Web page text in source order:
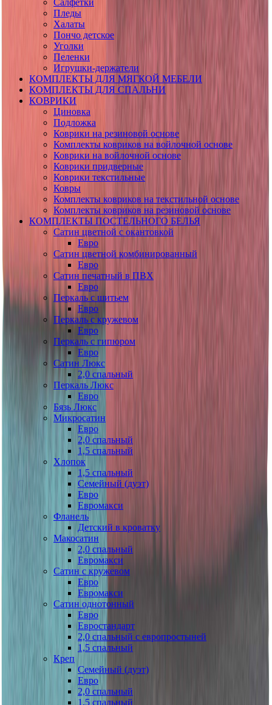
Пледы
Халаты
Пончо детское
Уголки
Пеленки
Игрушки-держатели
КОМПЛЕКТЫ ДЛЯ МЯГКОЙ МЕБЕЛИ
КОМПЛЕКТЫ ДЛЯ СПАЛЬНИ
КОВРИКИ
Циновка
Подложка
Коврики на резиновой основе
Комплекты ковриков на войлочной основе
Коврики на войлочной основе
Коврики придверные
Коврики текстильные
Ковры
Комплекты ковриков на текстильной основе
Комплекты ковриков на резиновой основе
КОМПЛЕКТЫ ПОСТЕЛЬНОГО БЕЛЬЯ
Сатин цветной с окантовкой
Евро
Сатин цветной комбинированный
Евро
Сатин печатный в ПВХ
Евро
Перкаль с шитьем
Евро
Перкаль с кружевом
Евро
Перкаль с гипюром
Евро
Сатин Люкс
2,0 спальный
Перкаль Люкс
Евро
Бязь Люкс
Микросатин
Евро
2,0 спальный
1,5 спальный
Хлопок
1,5 спальный
Семейный (дуэт)
Евро
Евромакси
Фланель
Детский в кроватку
Макосатин
2,0 спальный
Евромакси
Сатин с кружевом
Евро
Евромакси
Сатин однотонный
Евро
Евростандарт
2,0 спальный с европростыней
1,5 спальный
Креп
Семейный (дуэт)
Евро
2,0 спальный
1,5 спальный